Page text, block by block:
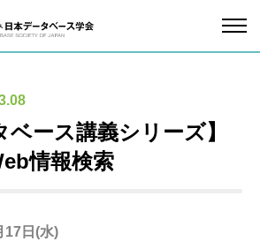
ベース講義シリーズ】
情報検索
17日(水)